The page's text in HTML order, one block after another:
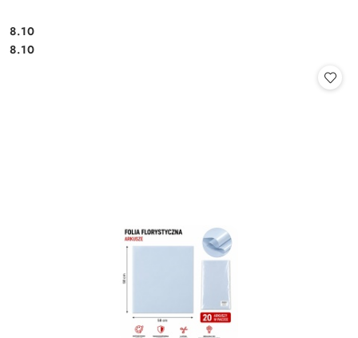
Cena:
8.10
Cena:
8.10